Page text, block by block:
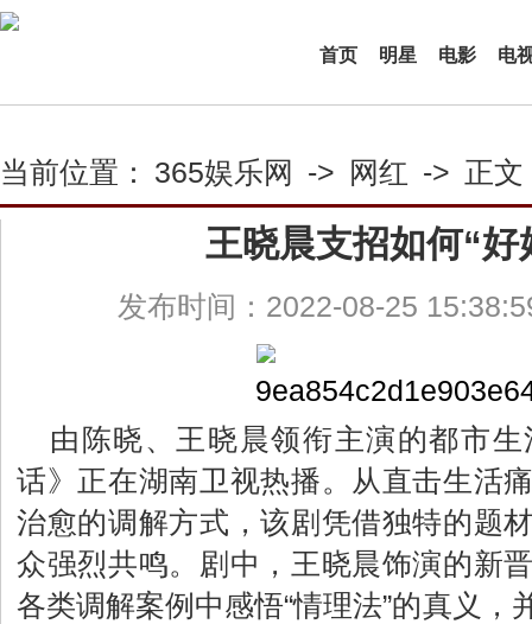
首页 明星 电影 电
当前位置： 365娱乐网 -> 网红 -> 正文
王晓晨支招如何“好
发布时间：2022-08-25
由陈晓、王晓晨领衔主演的都市
话》正在湖南卫视热播。从直击生活
治愈的调解方式，该剧凭借独特的题
众强烈共鸣。剧中，王晓晨饰演的新
各类调解案例中感悟“情理法”的真义，